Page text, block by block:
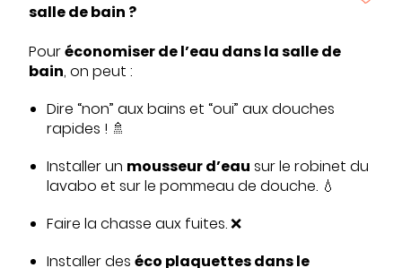
salle de bain ?
Pouréconomiser de l’eau dans la salle de
bain, on peut :
Dire “non” aux bains et “oui” aux douches
rapides ! 🚿
Installer un mousseur d’eau sur le robinet du
lavabo et sur le pommeau de douche. 💧
Faire la chasse aux fuites. ❌
Installer deséco plaquettes dans le